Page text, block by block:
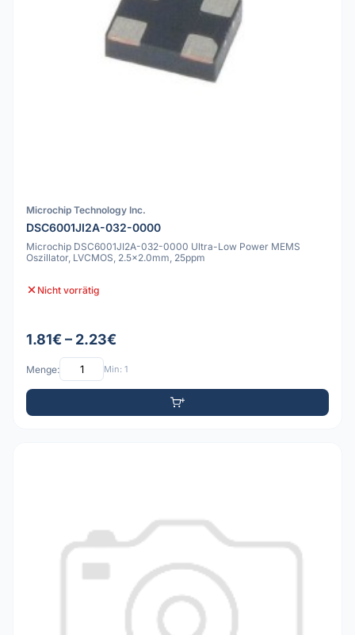
Microchip Technology Inc.
DSC6001JI2A-032-0000
Microchip DSC6001JI2A-032-0000 Ultra-Low Power MEMS
Oszillator, LVCMOS, 2.5x2.0mm, 25ppm
Nicht vorrätig
1.81€ – 2.23€
Menge: Min: 1